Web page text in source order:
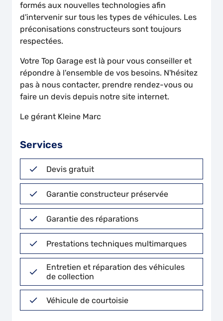
formés aux nouvelles technologies afin
d'intervenir sur tous les types de véhicules. Les
préconisations constructeurs sont toujours
respectées.
Votre Top Garage est là pour vous conseiller et
répondre à l'ensemble de vos besoins. N'hésitez
pas à nous contacter, prendre rendez-vous ou
faire un devis depuis notre site internet.
Le gérant Kleine Marc
Services
Devis gratuit
Garantie constructeur préservée
Garantie des réparations
Prestations techniques multimarques
Entretien et réparation des véhicules
de collection
Véhicule de courtoisie